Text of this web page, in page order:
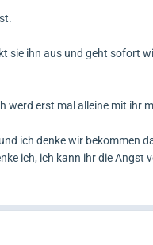
sie ihn aus und geht sofort
werd erst mal alleine mit ihr
ich denke wir bekommen
ich, ich kann ihr die Angst